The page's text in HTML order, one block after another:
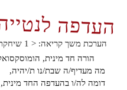
העדפה
הערכת משך קריאה: < 1
הורה חד מינית,
מה מעדיף/ה שבת/נו ת/יהיה,
דומה לה/ו בהעדפה החד מינית,